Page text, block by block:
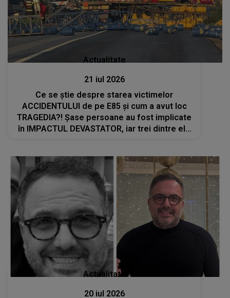
Actualitate
21 iul 2026
Ce se știe despre starea victimelor
ACCIDENTULUI de pe E85 și cum a avut loc
TRAGEDIA?! Șase persoane au fost implicate
în IMPACTUL DEVASTATOR, iar trei dintre ele
Actualitate
20 iul 2026